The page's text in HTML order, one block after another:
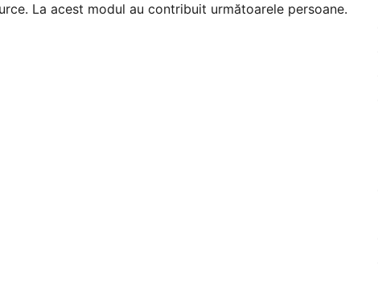
La acest modul au contribuit următoarele persoane.